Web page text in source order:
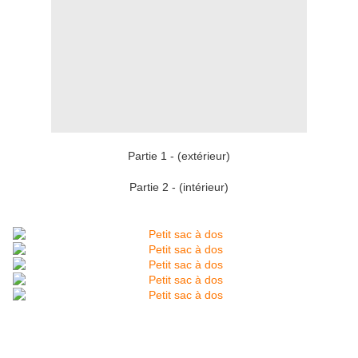
Partie 1 - (extérieur)
Partie 2 - (intérieur)